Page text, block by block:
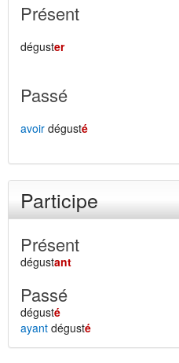
Présent
déguster
Passé
avoir dégusté
Participe
Présent
dégustant
Passé
dégusté
ayant dégusté